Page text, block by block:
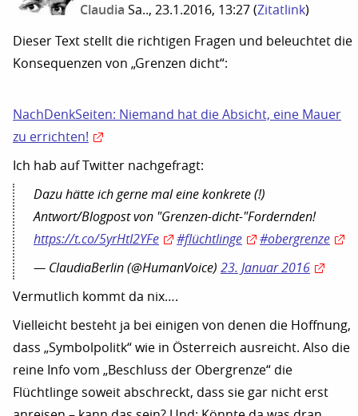
Claudia Sa.., 23.1.2016, 13:27 (Zitatlink)
Dieser Text stellt die richtigen Fragen und beleuchtet die
Konsequenzen von „Grenzen dicht“:
NachDenkSeiten: Niemand hat die Absicht, eine Mauer
zu errichten!
Ich hab auf Twitter nachgefragt:
Dazu hätte ich gerne mal eine konkrete (!)
Antwort/Blogpost von "Grenzen-dicht-"Fordernden!
https://t.co/5yrHtI2YFe
#flüchtlinge
#obergrenze
— ClaudiaBerlin (@HumanVoice) 23. Januar 2016
Vermutlich kommt da nix….
Vielleicht besteht ja bei einigen von denen die Hoffnung,
dass „Symbolpolitk“ wie in Österreich ausreicht. Also die
reine Info vom „Beschluss der Obergrenze“ die
Flüchtlinge soweit abschreckt, dass sie gar nicht erst